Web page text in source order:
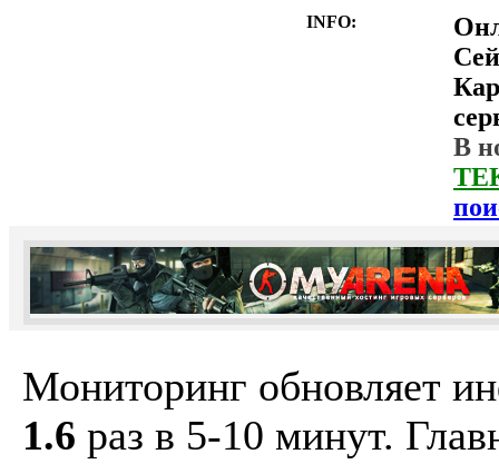
INFO:
В
Мониторинг обновляет
1.6 раз в 5-10 минут.